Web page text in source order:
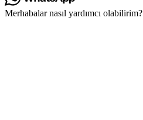
Merhabalar nasıl yardımcı olabilirim?